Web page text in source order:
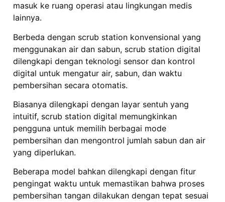
masuk ke ruang operasi atau lingkungan medis
lainnya.
Berbeda dengan scrub station konvensional yang
menggunakan air dan sabun, scrub station digital
dilengkapi dengan teknologi sensor dan kontrol
digital untuk mengatur air, sabun, dan waktu
pembersihan secara otomatis.
Biasanya dilengkapi dengan layar sentuh yang
intuitif, scrub station digital memungkinkan
pengguna untuk memilih berbagai mode
pembersihan dan mengontrol jumlah sabun dan air
yang diperlukan.
Beberapa model bahkan dilengkapi dengan fitur
pengingat waktu untuk memastikan bahwa proses
pembersihan tangan dilakukan dengan tepat sesuai